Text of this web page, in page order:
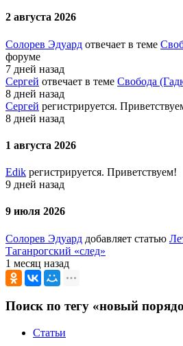
2 августа 2026
Солорев Эдуард отвечает в теме
форуме
7 дней назад
Сергей отвечает в теме Свобода
8 дней назад
Сергей регистрируется.
8 дней назад
1 августа 2026
Edik регистрируется. Приветствуем!
9 дней назад
9 июля 2026
Солорев Эдуард добавляет статью
Таганрогский «след»
1 месяц назад
Поиск по тегу «новый
Статьи